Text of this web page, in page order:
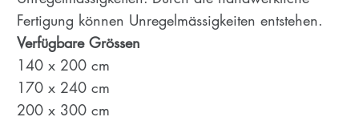
Fertigung können Unregelmässigkeiten entstehen.
Verfügbare Grössen
140 x 200 cm
170 x 240 cm
200 x 300 cm